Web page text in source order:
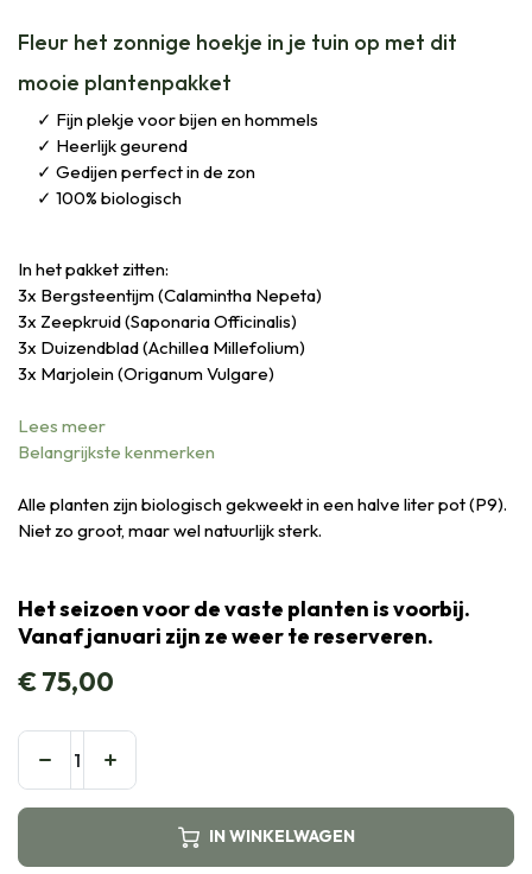
Fleur het zonnige hoekje in je tuin op met dit
mooie plantenpakket
Fijn plekje voor bijen en hommels
Heerlijk geurend
Gedijen perfect in de zon
100% biologisch
In het pakket zitten:
3x Bergsteentijm (Calamintha Nepeta)
3x Zeepkruid (Saponaria Officinalis)
3x Duizendblad (Achillea Millefolium)
3x Marjolein (Origanum Vulgare)
Lees meer
Belangrijkste kenmerken
Alle planten zijn biologisch gekweekt in een halve liter pot (P9).
Niet zo groot, maar wel natuurlijk sterk.
Het seizoen voor de vaste planten is voorbij.
Vanaf januari zijn ze weer te reserveren.
€75,00
IN WINKELWAGEN